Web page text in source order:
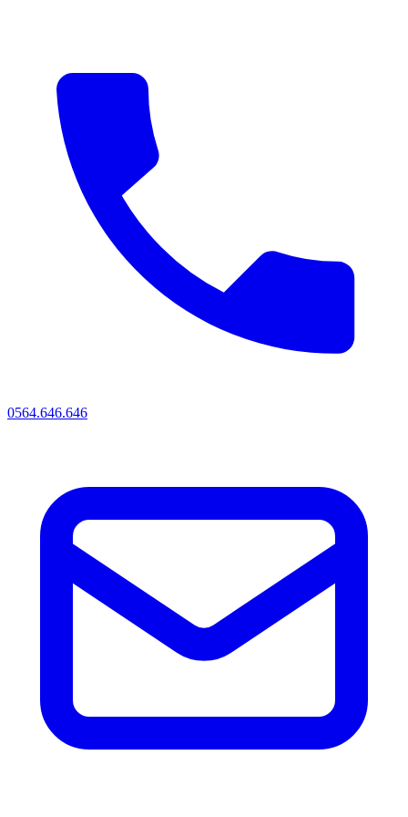
0564.646.646